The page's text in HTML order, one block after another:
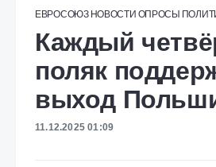
ЕВРОСОЮЗ НОВОСТИ ОПРОСЫ
Каждый
поляк
выход
11.12.2025 01:09